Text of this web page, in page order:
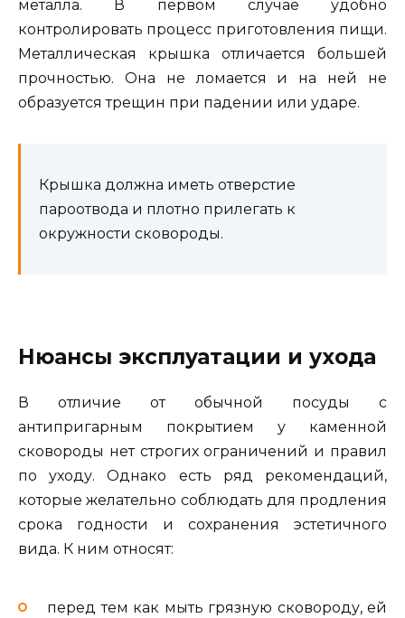
металла. В первом случае удобно
контролировать процесс приготовления пищи.
Металлическая крышка отличается большей
прочностью. Она не ломается и на ней не
образуется трещин при падении или ударе.
Крышка должна иметь отверстие
пароотвода и плотно прилегать к
окружности сковороды.
Нюансы эксплуатации и ухода
В отличие от обычной посуды с
антипригарным покрытием у каменной
сковороды нет строгих ограничений и правил
по уходу. Однако есть ряд рекомендаций,
которые желательно соблюдать для продления
срока годности и сохранения эстетичного
вида. К ним относят:
перед тем как мыть грязную сковороду, ей